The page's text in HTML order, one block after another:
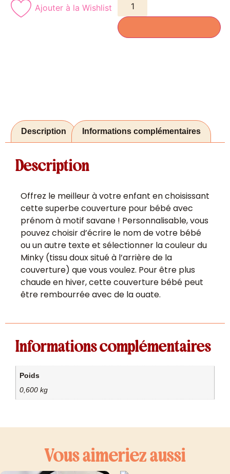
Ajouter à la Wishlist
Description Informations complémentaires
Description
Offrez le meilleur à votre enfant en choisissant
cette superbe couverture pour bébé avec
prénom à motif savane ! Personnalisable, vous
pouvez choisir d’écrire le nom de votre bébé
ou un autre texte et sélectionner la couleur du
Minky (tissu doux situé à l’arrière de la
couverture) que vous voulez. Pour être plus
chaude en hiver, cette couverture bébé peut
être rembourrée avec de la ouate.
Informations complémentaires
Poids
0,600 kg
Vous aimeriez aussi